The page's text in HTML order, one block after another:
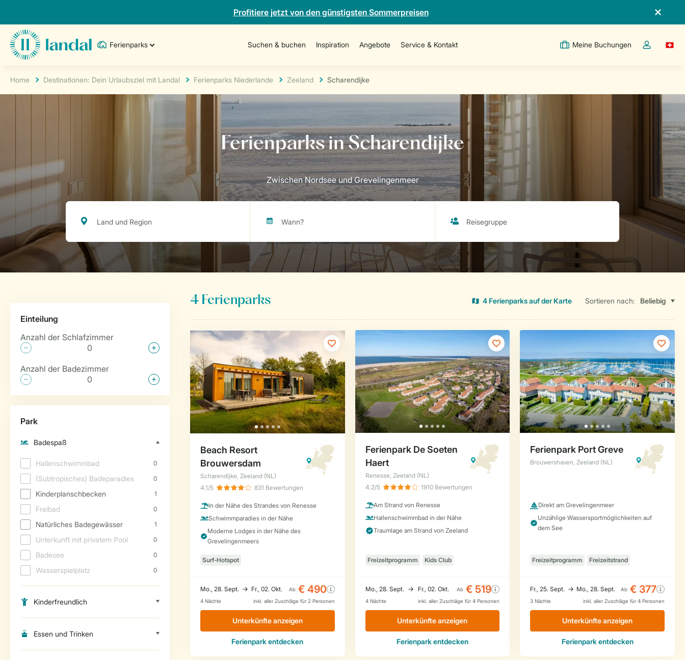
Profitiere jetzt von den günstigsten Sommerpreisen
Ferienparks Suchen & buchen Inspiration Angebote Service & Kontakt Meine Buchungen
Dropdown-
Home Destinationen: Dein Urlaubsziel mit Landal Ferienparks Niederlande Zeeland Scharendijke
4 Ferienparks auf der Karte Sortieren nach: